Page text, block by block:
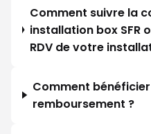
est incompétent Si la boutique
pouvait remédier a ce
serait exceptionnel mais
fort
Comment suivre la
installation box SFR
RDV de votre
Comment
remboursement ?